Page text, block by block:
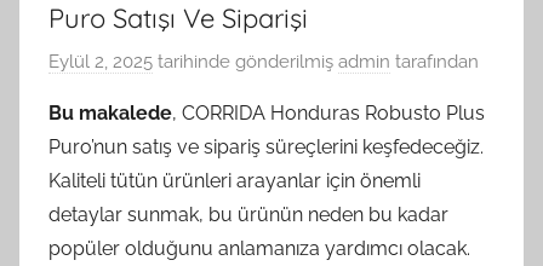
Puro Satışı Ve Siparişi
Eylül 2, 2025 tarihinde gönderilmiş admin tarafından
Bu makalede, CORRIDA Honduras Robusto Plus
Puro’nun satış ve sipariş süreçlerini keşfedeceğiz.
Kaliteli tütün ürünleri arayanlar için önemli
detaylar sunmak, bu ürünün neden bu kadar
popüler olduğunu anlamanıza yardımcı olacak.